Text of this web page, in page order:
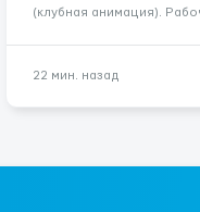
(клубная анимация).
зарплата + %. Легально.
22 мин. назад